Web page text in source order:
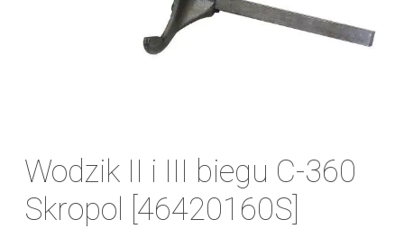
Wodzik II i III biegu C-360
Skropol [46420160S]